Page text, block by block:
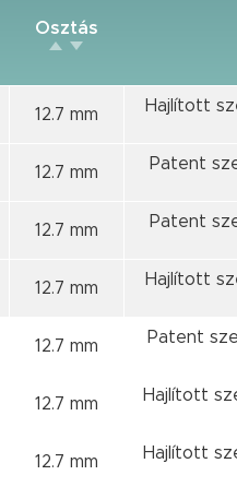
Osztás
12.7 mm
Hajlított
12.7 mm
Patent
12.7 mm
Patent
12.7 mm
Hajlított
12.7 mm
Patent
12.7 mm
Hajlított
12.7 mm
Hajlított